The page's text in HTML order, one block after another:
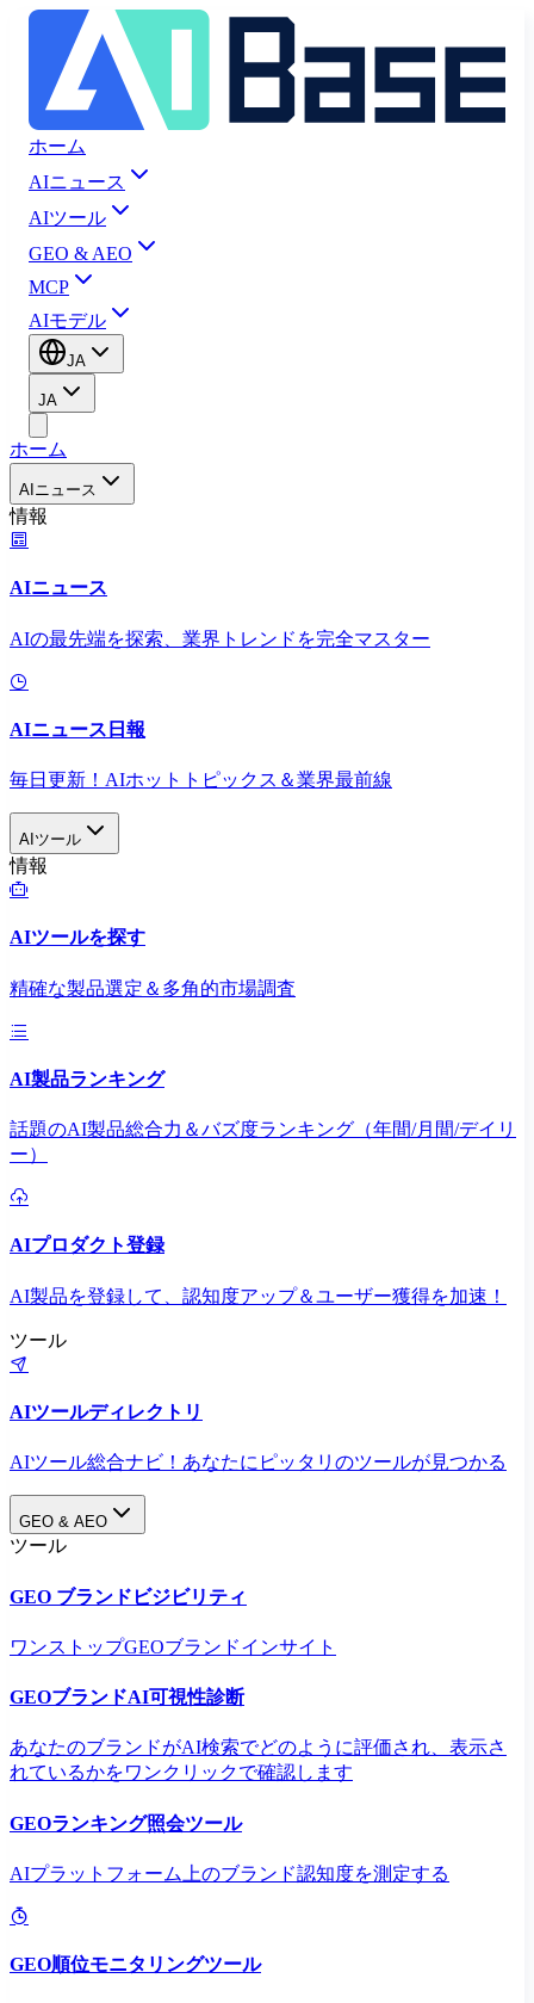
ホーム
AIニュース
AIツール
GEO & AEO
MCP
AIモデル
JA
JA
ホーム
AIニュース
情報
AIニュース
AIの最先端を探索、業界トレンドを完全マスター
AIニュース日報
毎日更新！AIホットトピックス＆業界最前線
AIツール
情報
AIツールを探す
精確な製品選定＆多角的市場調査
AI製品ランキング
話題のAI製品総合力＆バズ度ランキング（年間/月間/デイリ
ー）
AIプロダクト登録
AI製品を登録して、認知度アップ＆ユーザー獲得を加速！
ツール
AIツールディレクトリ
AIツール総合ナビ！あなたにピッタリのツールが見つかる
GEO & AEO
ツール
GEO ブランドビジビリティ
ワンストップGEOブランドインサイト
GEOブランドAI可視性診断
あなたのブランドがAI検索でどのように評価され、表示さ
れているかをワンクリックで確認します
GEOランキング照会ツール
AIプラットフォーム上のブランド認知度を測定する
GEO順位モニタリングツール